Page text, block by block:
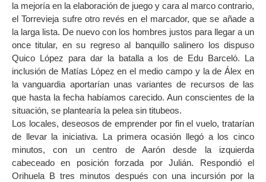
la mejoría en la elaboración de juego y cara al marco contrario,
el Torrevieja sufre otro revés en el marcador, que se añade a
la larga lista. De nuevo con los hombres justos para llegar a un
once titular, en su regreso al banquillo salinero los dispuso
Quico López para dar la batalla a los de Edu Barceló. La
inclusión de Matías López en el medio campo y la de Álex en
la vanguardia aportarían unas variantes de recursos de las
que hasta la fecha habíamos carecido. Aun conscientes de la
situación, se plantearía la pelea sin titubeos.
Los locales, deseosos de emprender por fin el vuelo, tratarían
de llevar la iniciativa. La primera ocasión llegó a los cinco
minutos, con un centro de Aarón desde la izquierda
cabeceado en posición forzada por Julián. Respondió el
Orihuela B tres minutos después con una incursión por la